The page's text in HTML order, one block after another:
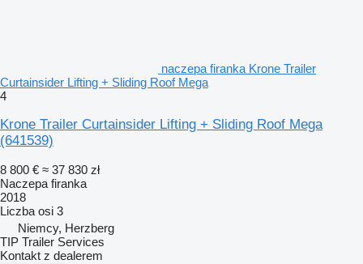
naczepa firanka Krone Trailer
Curtainsider Lifting + Sliding Roof Mega
4
Krone Trailer Curtainsider Lifting + Sliding Roof Mega
(641539)
8 800 € ≈ 37 830 zł
Naczepa firanka
2018
Liczba osi 3
Niemcy, Herzberg
TIP Trailer Services
Kontakt z dealerem